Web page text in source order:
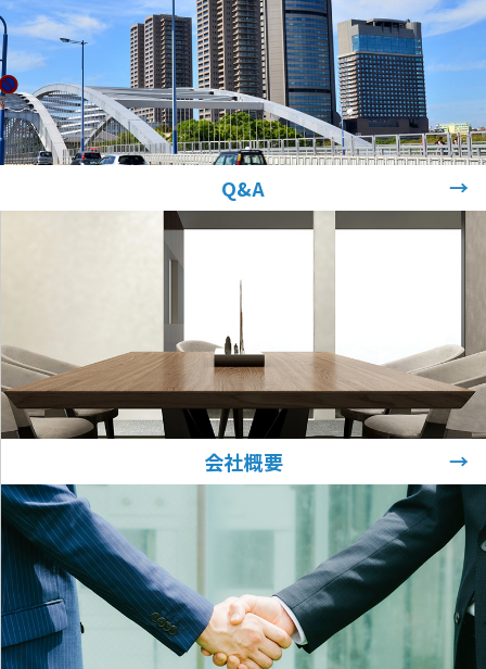
Q&A →
会社概要 →